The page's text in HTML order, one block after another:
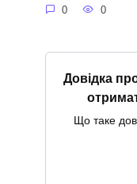
0 0
Довідка
Що таке